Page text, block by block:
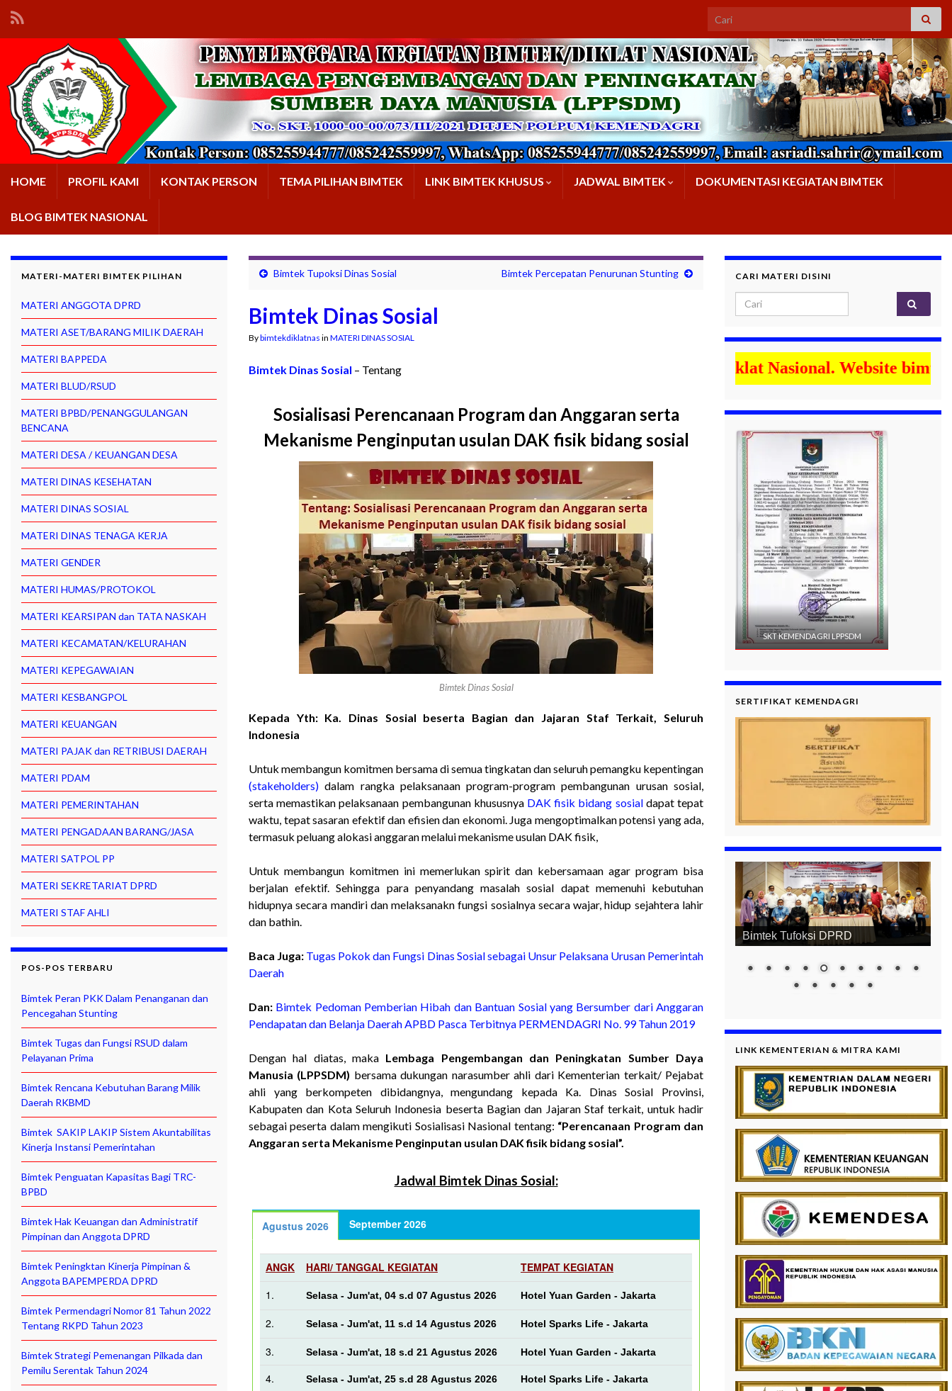
HOME PROFIL KAMI KONTAK PERSON TEMA PILIHAN BIMTEK LINK BIMTEK KHUSUS JADWAL BIMTEK DOKUMENTASI KEGIATAN BIMTEK
BLOG BIMTEK NASIONAL
MATERI-MATERI BIMTEK PILIHAN
MATERI ANGGOTA DPRD
MATERI ASET/BARANG MILIK DAERAH
MATERI BAPPEDA
MATERI BLUD/RSUD
MATERI BPBD/PENANGGULANGAN
BENCANA
MATERI DESA / KEUANGAN DESA
MATERI DINAS KESEHATAN
MATERI DINAS SOSIAL
MATERI DINAS TENAGA KERJA
MATERI GENDER
MATERI HUMAS/PROTOKOL
MATERI KEARSIPAN dan TATA NASKAH
MATERI KECAMATAN/KELURAHAN
MATERI KEPEGAWAIAN
MATERI KESBANGPOL
MATERI KEUANGAN
MATERI PAJAK dan RETRIBUSI DAERAH
MATERI PDAM
MATERI PEMERINTAHAN
MATERI PENGADAAN BARANG/JASA
MATERI SATPOL PP
MATERI SEKRETARIAT DPRD
MATERI STAF AHLI
POS-POS TERBARU
Bimtek Peran PKK Dalam Penanganan dan
Pencegahan Stunting
Bimtek Tugas dan Fungsi RSUD dalam
Pelayanan Prima
Bimtek Rencana Kebutuhan Barang Milik
Daerah RKBMD
Bimtek SAKIP LAKIP Sistem Akuntabilitas
Kinerja Instansi Pemerintahan
Bimtek Penguatan Kapasitas Bagi TRC-
BPBD
Bimtek Hak Keuangan dan Administratif
Pimpinan dan Anggota DPRD
Bimtek Peningktan Kinerja Pimpinan &
Anggota BAPEMPERDA DPRD
Bimtek Permendagri Nomor 81 Tahun 2022
Tentang RKPD Tahun 2023
Bimtek Strategi Pemenangan Pilkada dan
Pemilu Serentak Tahun 2024
Bimtek Tupoksi Dinas Sosial Bimtek Percepatan Penurunan Stunting
Bimtek Dinas Sosial
Bybimtekdiklatnas in MATERI DINAS SOSIAL
Bimtek Dinas Sosial – Tentang
Sosialisasi Perencanaan Program dan Anggaran serta
Mekanisme Penginputan usulan DAK fisik bidang sosial
Bimtek Dinas Sosial
Kepada Yth: Ka. Dinas Sosial beserta Bagian dan Jajaran Staf Terkait, Seluruh
Indonesia
Untuk membangun komitmen bersama di semua tingkatan dan seluruh pemangku kepentingan
(stakeholders) dalam rangka pelaksanaan program-program pembangunan urusan sosial,
serta memastikan pelaksanaan pembangunan khususnya DAK fisik bidang sosialdapat tepat
waktu, tepat sasaran efektif dan efisien dan ekonomi. Juga mengoptimalkan potensi yang ada,
termasuk peluang alokasi anggaran melalui mekanisme usulan DAK fisik,
Untuk membangun komitmen ini memerlukan spirit dan kebersamaan agar program bisa
berjalan efektif. Sehingga para penyandang masalah sosial dapat memenuhi kebutuhan
hidupnya secara mandiri dan melaksanakn fungsi sosialnya secara wajar, hidup sejahtera lahir
dan bathin.
Baca Juga: Tugas Pokok dan Fungsi Dinas Sosial sebagai Unsur Pelaksana Urusan Pemerintah
Daerah
Dan: Bimtek Pedoman Pemberian Hibah dan Bantuan Sosial yang Bersumber dari Anggaran
Pendapatan dan Belanja Daerah APBD Pasca Terbitnya PERMENDAGRI No. 99 Tahun 2019
Dengan hal diatas, maka Lembaga Pengembangan dan Peningkatan Sumber Daya
Manusia (LPPSDM) bersama dukungan narasumber ahli dari Kementerian terkait/ Pejabat
ahli yang berkompeten dibidangnya, mengundang kepada Ka. Dinas Sosial Provinsi,
Kabupaten dan Kota Seluruh Indonesia beserta Bagian dan Jajaran Staf terkait, untuk hadir
sebagai peserta dalam mengikuti Sosialisasi Nasional tentang: “Perencanaan Program dan
Anggaran serta Mekanisme Penginputan usulan DAK fisik bidang sosial”.
Jadwal Bimtek Dinas Sosial:
Agustus 2026 September 2026
ANGK HARI/ TANGGAL KEGIATAN
TEMPAT KEGIATAN
1.
Selasa - Jum'at, 04 s.d 07 Agustus 2026 Hotel Yuan Garden - Jakarta
2. Selasa - Jum'at, 11 s.d 14 Agustus 2026 Hotel Sparks Life - Jakarta
3. Selasa - Jum'at, 18 s.d 21 Agustus 2026 Hotel Yuan Garden - Jakarta
4. Selasa - Jum'at, 25 s.d 28 Agustus 2026 Hotel Sparks Life - Jakarta
CARI MATERI DISINI
Welcome To LPPSDM Penyelenggara Kegiatan Bimtek/Diklat Nasional. Website
SKT KEMENDAGRI LPPSDM
SERTIFIKAT KEMENDAGRI
Bimtek Tufoksi DPRD
LINK KEMENTERIAN & MITRA KAMI